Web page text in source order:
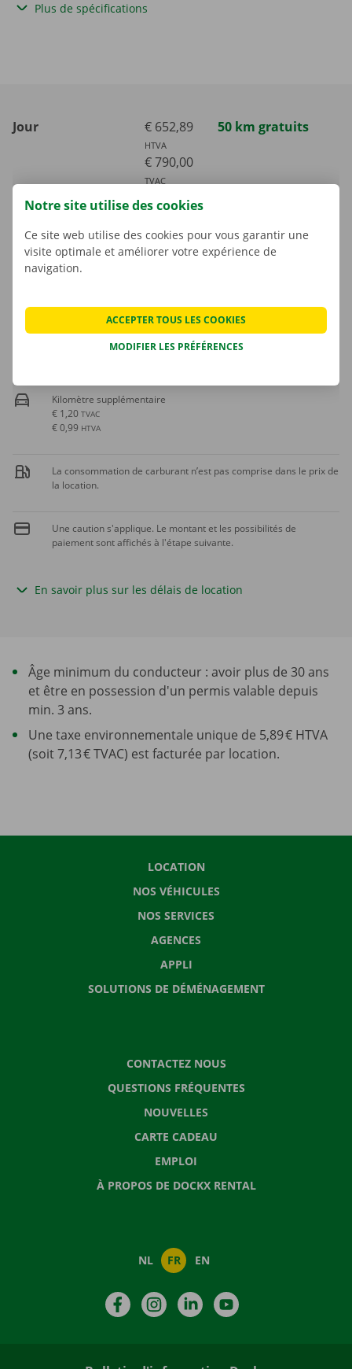
Plus de spécifications
Jour € 652,89
HTVA
€ 790,00
TVAC
50 km gratuits
Week-end € 1305,79
HTVA
€ 1580,00
HTVA
€ 2800,00
Kilomètre supplémentaire
€ 1,20 TVAC
€ 0,99 HTVA
La consommation de carburant n’est pas comprise dans le prix de
la location.
Une caution s'applique. Le montant et les possibilités de
paiement sont affichés à l'étape suivante.
En savoir plus sur les délais de location
Âge minimum du conducteur : avoir plus de 30 ans
et être en possession d'un permis valable depuis
min. 3 ans.
Une taxe environnementale unique de 5,89 € HTVA
(soit 7,13 € TVAC) est facturée par location.
LOCATION
NOS VÉHICULES
NOS SERVICES
AGENCES
APPLI
SOLUTIONS DE DÉMÉNAGEMENT
CONTACTEZ NOUS
QUESTIONS FRÉQUENTES
NOUVELLES
CARTE CADEAU
EMPLOI
À PROPOS DE DOCKX RENTAL
NL FR EN
FacebookInstagramLinkedIn
Notre site utilise des cookies
Ce site web utilise des cookies pour vous garantir une
visite optimale et améliorer votre expérience de
navigation.
MODIFIER LES PRÉFÉRENCES
ACCEPTER TOUS LES COOKIES